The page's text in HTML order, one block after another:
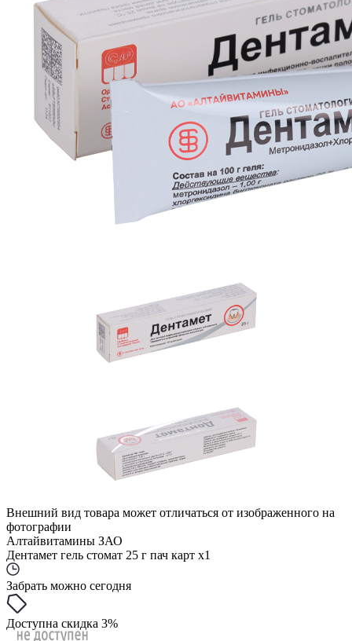
Внешний вид товара может отличаться от изображенного на
фотографии
Алтайвитамины ЗАО
Дентамет гель стомат 25 г пач карт x1
Забрать можно сегодня
Доступна скидка 3%